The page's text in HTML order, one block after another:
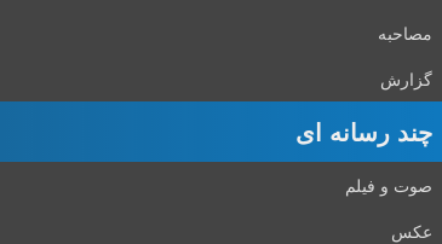
مصاحبه
گزارش
چند رسانه ای
صوت و فیلم
عکس